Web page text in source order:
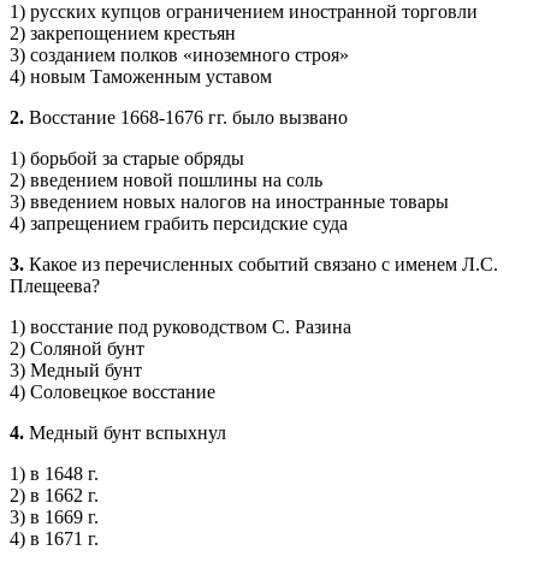
1) русских купцов ограничением иностранной торговли
2) закрепощением крестьян
3) созданием полков «иноземного строя»
4) новым Таможенным уставом
2. Восстание 1668-1676 гг. было вызвано
1) борьбой за старые обряды
2) введением новой пошлины на соль
3) введением новых налогов на иностранные товары
4) запрещением грабить персидские суда
3. Какое из перечисленных событий связано с именем Л.С.
Плещеева?
1) восстание под руководством С. Разина
2) Соляной бунт
3) Медный бунт
4) Соловецкое восстание
4. Медный бунт вспыхнул
1) в 1648 г.
2) в 1662 г.
3) в 1669 г.
4) в 1671 г.